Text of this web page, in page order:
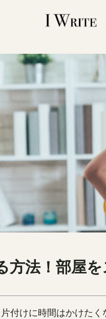
方法！部屋
付けに時間はかけたく